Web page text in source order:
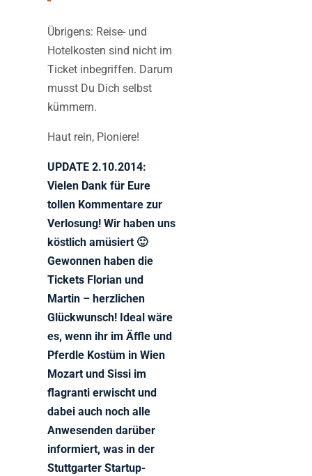
Übrigens: Reise- und
Hotelkosten sind nicht im
Ticket inbegriffen. Darum
musst Du Dich selbst
kümmern.
Haut rein, Pioniere!
UPDATE 2.10.2014:
Vielen Dank für Eure
tollen Kommentare zur
Verlosung! Wir haben uns
köstlich amüsiert 🙂
Gewonnen haben die
Tickets Florian und
Martin – herzlichen
Glückwunsch! Ideal wäre
es, wenn ihr im Äffle und
Pferdle Kostüm in Wien
Mozart und Sissi im
flagranti erwischt und
dabei auch noch alle
Anwesenden darüber
informiert, was in der
Stuttgarter Startup-